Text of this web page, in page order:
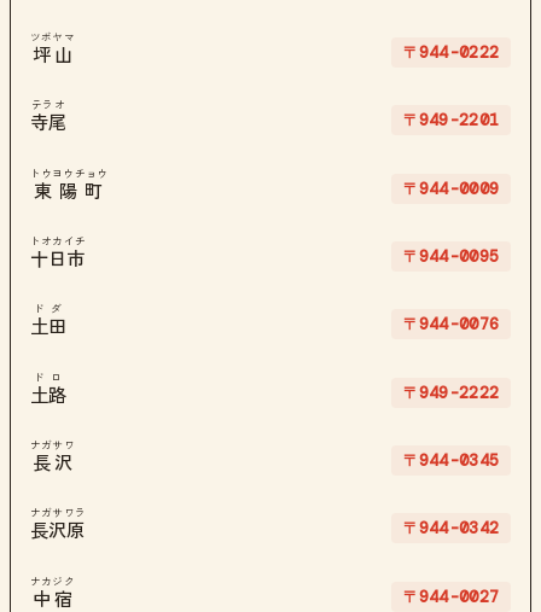
坪山
ツボヤマ
〒944-0222
寺尾
テラオ
〒949-2201
東陽町
トウヨウチョウ
〒944-0009
十日市
トオカイチ
〒944-0095
土田
ドダ
〒944-0076
土路
ドロ
〒949-2222
長沢
ナガサワ
〒944-0345
長沢原
ナガサワラ
〒944-0342
中宿
ナカジク
〒944-0027